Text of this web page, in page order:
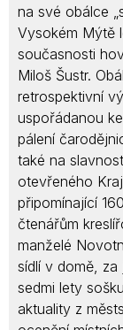
na své obálce
Vysokém Mýtě
současnosti
Miloš Šustr.
retrospektivní
uspořádanou
pálení
také na
otevřeného
připomínající
čtenářům
manželé
sídlí v domě,
sedmi lety
aktuality z